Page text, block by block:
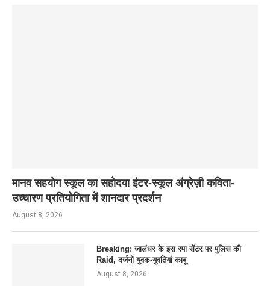
मानव सहयोग स्कूल का सहोदया इंटर-स्कूल अंग्रेज़ी कविता-
उच्चारण प्रतियोगिता में शानदार प्रदर्शन
August 8, 2026
Breaking: जालंधर के इस स्पा सेंटर पर पुलिस की
Raid, दर्जनों युवक-युवतियां काबू
August 8, 2026